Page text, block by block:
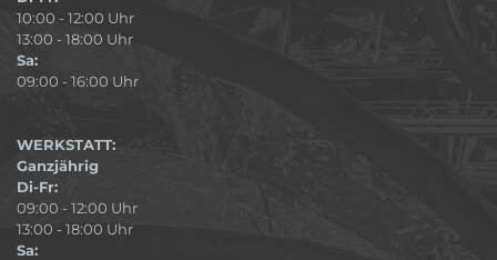
10:00 - 12:00 Uhr
13:00 - 18:00 Uhr
Sa:
09:00 - 16:00 Uhr
WERKSTATT:
Ganzjährig
Di-Fr:
09:00 - 12:00 Uhr
13:00 - 18:00 Uhr
Sa: